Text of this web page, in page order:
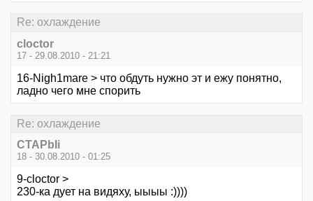
Re: охлаждение
cloctor
17 - 29.08.2010 - 21:21
16-Nigh1mare > что обдуть нужно эт и ежу понятно,
ладно чего мне спорить
Re: охлаждение
CTAPbIi
18 - 30.08.2010 - 01:25
9-cloctor >
230-ка дует на видяху, ыыыы :))))